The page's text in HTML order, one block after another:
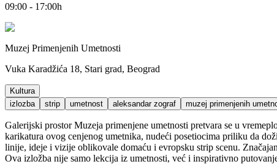
09:00 - 17:00h
Muzej Primenjenih Umetnosti
Vuka Karadžića 18, Stari grad, Beograd
Kultura
izlozba
strip umetnost aleksandar zograf muzej primenjenih
Galerijski prostor Muzeja primenjene umetnosti pretvara se u
karikatura ovog cenjenog umetnika, nudeći posetiocima priliku da
linije, ideje i vizije oblikovale domaću i evropsku strip scenu.
Ova izložba nije samo lekcija iz umetnosti, već i inspirativno